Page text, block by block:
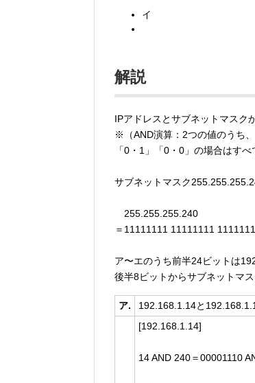
イ
解説
IPアドレスとサブネットマスク
※（AND演算：2つの値のうち
「0・1」「0・0」の場合はすべ
サブネットマスク
255.255.255.240
＝11111111 11111111
ア〜エのうち前半24ビットは
後半8ビットからサブネットマ
ア.
192.168.1.14と
[192.168.1.14]
14 AND 240＝00001110